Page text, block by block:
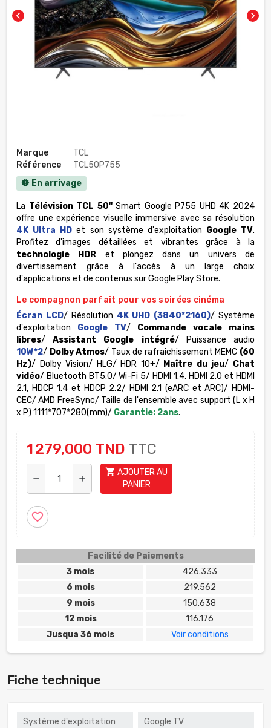
chevron_left chevron_right
Marque
TCL
Référence
TCL50P755
new_releases En arrivage
La Télévision TCL 50''Smart Google P755 UHD 4K 2024
offre une expérience visuelle immersive avec sa résolution
4K Ultra HD et son système d'exploitation Google TV.
Profitez d'images détaillées et vibrantes grâce à la
technologie HDR et plongez dans un univers de
divertissement grâce à l'accès à un large choix
d'applications et de contenus sur Google Play Store.
Le compagnon parfait pour vos soirées cinéma
Écran LCD/ Résolution 4K UHD (3840*2160)/ Système
d'exploitation Google TV/ Commande vocale mains
libres/Assistant Google intégré/ Puissance audio
10W*2/ Dolby Atmos/ Taux de rafraîchissement MEMC (60
Hz)/ Dolby Vision/ HLG/ HDR 10+/ Maître du jeu/ Chat
vidéo/ Bluetooth BT5.0/ Wi-Fi 5/ HDMI 1.4, HDMI 2.0 et HDMI
2.1, HDCP 1.4 et HDCP 2.2/ HDMI 2.1 (eARC et ARC)/ HDMI-
CEC/ AMD FreeSync/ Taille de l'ensemble avec support (L x H
x P) 1111*707*280(mm)/ Garantie: 2ans.
1 279,000 TND TTC
remove add
shopping_cart AJOUTER AU
PANIER
favorite_border
Facilité de Paiements
3 mois
426.333
6 mois
219.562
9 mois
150.638
12 mois
116.176
Jusqua 36 mois
Voir conditions
Fiche technique
Système d'exploitation Google TV